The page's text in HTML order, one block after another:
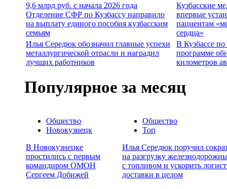
9,6 млрд руб. с начала 2026 года
Отделение СФР по Кузбассу направило
на выплату единого пособия кузбасским
семьям
Кузбасские
впервые
пациентам
сердца»
Илья Середюк обозначил главные успехи
металлургической отрасли и наградил
лучших работников
В Кузбассе по
программе
километров
Популярное за месяц
Общество
Новокузнецк
В Новокузнецке
простились с первым
командиром ОМОН
Сергеем Добижей
Общество
Топ
Илья Середюк поручил
на разгрузку
с топливом и ускорить
доставки в целом